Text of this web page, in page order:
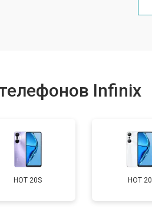
Infinix
HOT 20S HOT 20